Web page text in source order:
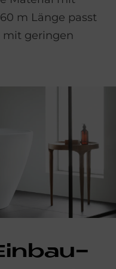
m Länge passt
mit geringen